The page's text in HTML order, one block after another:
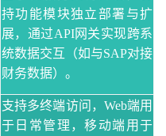
持功能模块独立部署与扩
展，通过API网关实现跨系
统数据交互（如与SAP对接
财务数据）。
支持多终端访问， Web端用
于日常管理，移动端用于